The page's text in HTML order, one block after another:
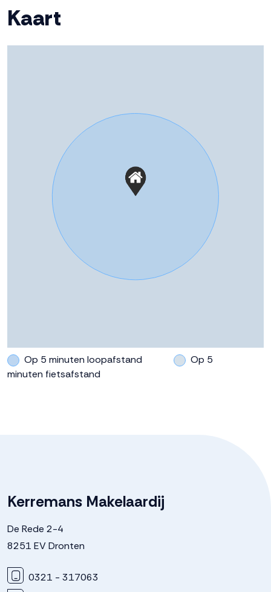
Kaart
Op 5 minuten loopafstand
Op 5
minuten fietsafstand
Kerremans Makelaardij
De Rede 2-4
8251 EV Dronten
0321 - 317063